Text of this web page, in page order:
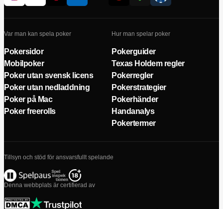
Var man kan spela poker
Pokersidor
Mobilpoker
Poker utan svensk licens
Poker utan nedladdning
Poker på Mac
Poker freerolls
Hur man spelar poker
Pokerguider
Texas Holdem regler
Pokerregler
Pokerstrategier
Pokerhänder
Handanalys
Pokertermer
Tillsyn och stöd för ansvarsfullt spelande
Denna webbplats är certifierad av